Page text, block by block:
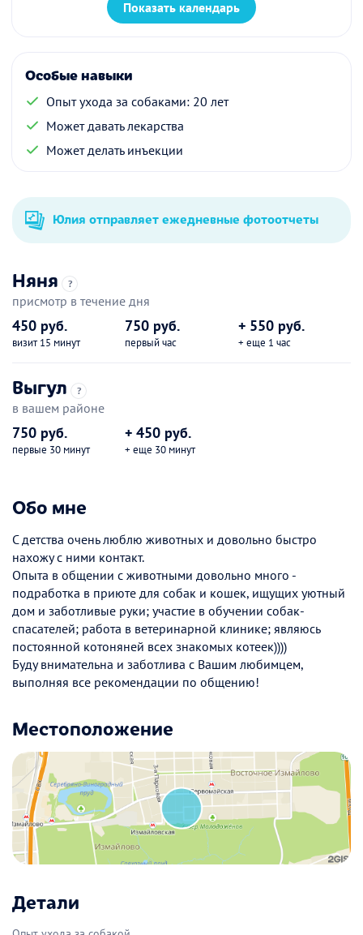
Показать календарь
Особые навыки
Опыт ухода за собаками: 20 лет
Может давать лекарства
Может делать инъекции
Юлия отправляет ежедневные фотоотчеты
Няня ?
присмотр в течение дня
450 руб.
визит 15 минут
750 руб.
первый час
+ 550 руб.
+ еще 1 час
Выгул ?
в вашем районе
750 руб.
первые 30 минут
+ 450 руб.
+ еще 30 минут
Обо мне
С детства очень люблю животных и довольно быстро
нахожу с ними контакт.
Опыта в общении с животными довольно много -
подработка в приюте для собак и кошек, ищущих уютный
дом и заботливые руки; участие в обучении собак-
спасателей; работа в ветеринарной клинике; являюсь
постоянной котоняней всех знакомых котеек))))
Буду внимательна и заботлива с Вашим любимцем,
выполняя все рекомендации по общению!
Местоположение
Детали